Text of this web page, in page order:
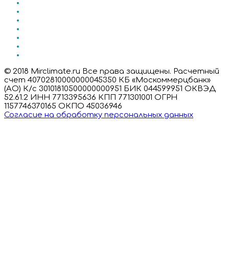
© 2018 Mirclimate.ru Все права защищены. Расчетный
счет 40702810000000045350 КБ «Москоммерцбанк»
(АО) К/с 30101810500000000951 БИК 044599951 ОКВЭД
52.61.2 ИНН 7713395636 КПП 771301001 ОГРН
1157746370165 ОКПО 45036946
Согласие на обработку персональных данных